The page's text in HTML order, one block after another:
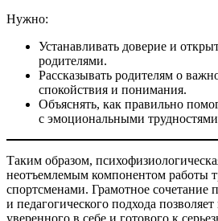
Нужно:
Устанавливать доверие и
родителями.
Рассказывать родителям о
спокойствия и понимания.
Объяснять, как правильно
с эмоциональными
Таким образом,
неотъемлемым компонентом работы
спортсменами. Грамотное сочетание
и педагогического подхода